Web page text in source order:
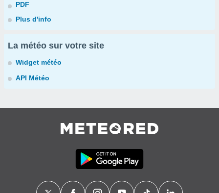
PDF
Plus d'info
La météo sur votre site
Widget météo
API Météo